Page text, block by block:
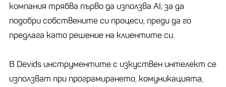
компания трябва първо да използва AI, за да
подобри собствените си процеси, преди да го
предлага като решение на клиентите си.
В Devids инструментите с изкуствен интелект се
използват при програмирането, комуникацията,